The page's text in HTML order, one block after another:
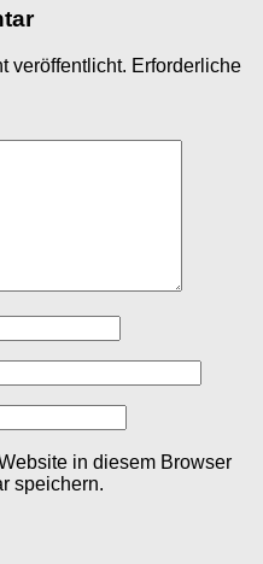
veröffentlicht. Erforderliche
in diesem Browser
speichern.